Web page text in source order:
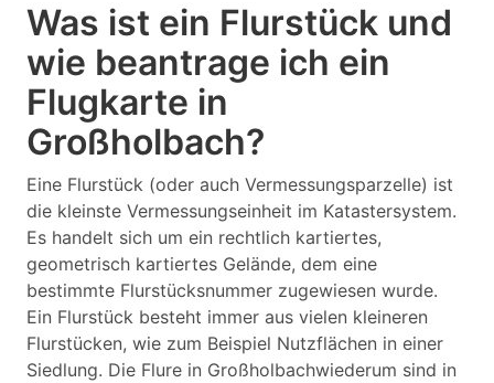
Was ist ein Flurstück und
wie beantrage ich ein
Flugkarte in
Großholbach?
Eine Flurstück (oder auch Vermessungsparzelle) ist
die kleinste Vermessungseinheit im Katastersystem.
Es handelt sich um ein rechtlich kartiertes,
geometrisch kartiertes Gelände, dem eine
bestimmte Flurstücksnummer zugewiesen wurde.
Ein Flurstück besteht immer aus vielen kleineren
Flurstücken, wie zum Beispiel Nutzflächen in einer
Siedlung. Die Flure in Großholbachwiederum sind in